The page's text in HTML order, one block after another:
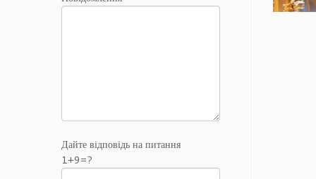
Дайте відповідь на питання
1+9=?